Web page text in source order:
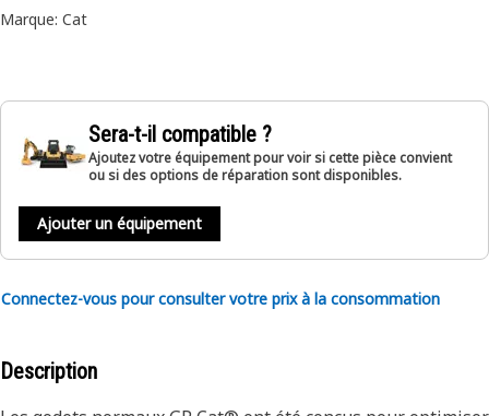
Marque: Cat
Sera-t-il compatible ?
Ajoutez votre équipement pour voir si cette pièce convient
ou si des options de réparation sont disponibles.
Ajouter un équipement
Connectez-vous pour consulter votre prix à la consommation
Description